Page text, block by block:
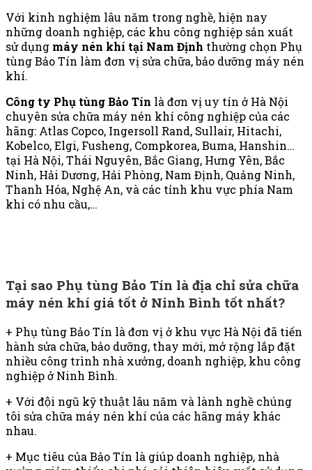
Với kinh nghiệm lâu năm trong nghề, hiện nay
những doanh nghiệp, các khu công nghiệp sản xuất
sử dụng máy nén khí tại Nam Định thường chọn Phụ
tùng Bảo Tín làm đơn vị sửa chữa, bảo dưỡng máy nén
khí.
Công ty Phụ tùng Bảo Tín là đơn vị uy tín ở Hà Nội
chuyên sửa chữa máy nén khí công nghiệp của các
hãng: Atlas Copco, Ingersoll Rand, Sullair, Hitachi,
Kobelco, Elgi, Fusheng, Compkorea, Buma, Hanshin…
tại Hà Nội, Thái Nguyên, Bắc Giang, Hưng Yên, Bắc
Ninh, Hải Dương, Hải Phòng, Nam Định, Quảng Ninh,
Thanh Hóa, Nghệ An, và các tỉnh khu vực phía Nam
khi có nhu cầu,…
Tại sao Phụ tùng Bảo Tín là địa chỉ sửa chữa
máy nén khí giá tốt ở Ninh Bình tốt nhất?
+ Phụ tùng Bảo Tín là đơn vị ở khu vực Hà Nội đã tiến
hành sửa chữa, bảo dưỡng, thay mới, mở rộng lắp đặt
nhiều công trình nhà xưởng, doanh nghiệp, khu công
nghiệp ở Ninh Bình.
+ Với đội ngũ kỹ thuật lâu năm và lành nghề chúng
tôi sửa chữa máy nén khí của các hãng máy khác
nhau.
+ Mục tiêu của Bảo Tín là giúp doanh nghiệp, nhà